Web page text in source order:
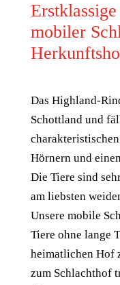
mobiler
Das Highland-
Schottland und
Hörnern und
Die Tiere sind
am liebsten
Unsere mobile
Tiere ohne lange
heimatlichen Hof
zum Schlachthof